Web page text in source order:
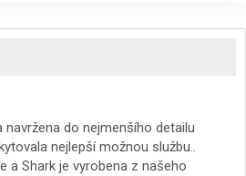
navržena do nejmenšího detailu
nejlepší možnou službu..
a Shark je vyrobena z našeho